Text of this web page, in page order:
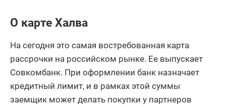
О карте Халва
На сегодня это самая востребованная карта
рассрочки на российском рынке. Ее выпускает
Совкомбанк. При оформлении банк назначает
кредитный лимит, и в рамках этой суммы
заемщик может делать покупки у партнеров